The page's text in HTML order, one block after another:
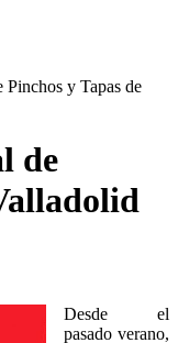
y Tapas de
de
Desde el
pasado verano,